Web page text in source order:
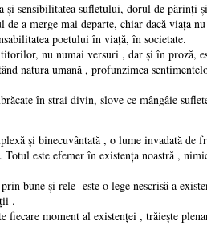
sensibilitatea sufletului, dorul de părinți
a merge mai departe, chiar dacă viața
poetului în viață, în societate.
nu numai versuri , dar și în proză,
natura umană , profunzimea
în strai divin, slove ce mângâie
și binecuvântată , o lume invadată de
este efemer în existența noastră ,
bune și rele- este o lege nescrisă a
.
fiecare moment al existenței , trăiește